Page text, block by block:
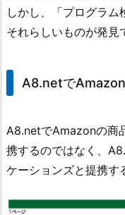
しかし、「プログラム
それらしいものが発見
A8.netで
A8.netでAmazonの商
携するのではなく、
ケーションズと提携す